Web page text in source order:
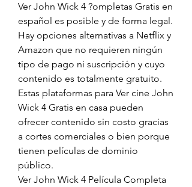
Ver John Wick 4 ?ompletas Gratis en
español es posible y de forma legal.
Hay opciones alternativas a Netflix y
Amazon que no requieren ningún
tipo de pago ni suscripción y cuyo
contenido es totalmente gratuito.
Estas plataformas para Ver cine John
Wick 4 Gratis en casa pueden
ofrecer contenido sin costo gracias
a cortes comerciales o bien porque
tienen películas de dominio
público.
Ver John Wick 4 Película Completa